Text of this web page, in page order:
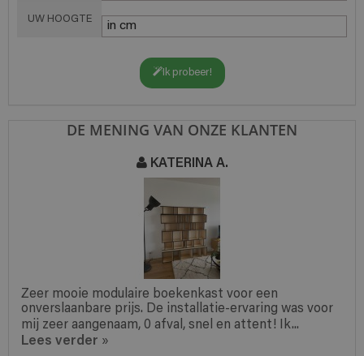
UW HOOGTE
Ik probeer!
DE MENING VAN ONZE KLANTEN
KATERINA A.
Zeer mooie modulaire boekenkast voor een
onverslaanbare prijs. De installatie-ervaring was voor
mij zeer aangenaam, 0 afval, snel en attent! Ik...
Lees verder »